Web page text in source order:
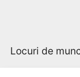
Locuri de